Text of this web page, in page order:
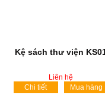
Kệ sách thư viện
Liên hệ
Chi tiết
Mua hàng